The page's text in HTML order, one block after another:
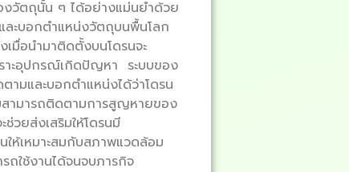
งวัตถุนั้น ๆ ได้อย่างแม่นยำด้วย
ละบอกตำแหน่งวัตถุบนพื้นโลก
มื่อนำมาติดตั้งบนโดรนจะ
าะอุปกรณ์เกิดปัญหา ระบบของ
ามและบอกตำแหน่งได้ว่าโดรน
สามารถติดตามการสูญหายของ
วยส่งเสริมให้โดรนมี
ห้เหมาะสมกับสภาพแวดล้อม
ถใช้งานได้จนจบภารกิจ